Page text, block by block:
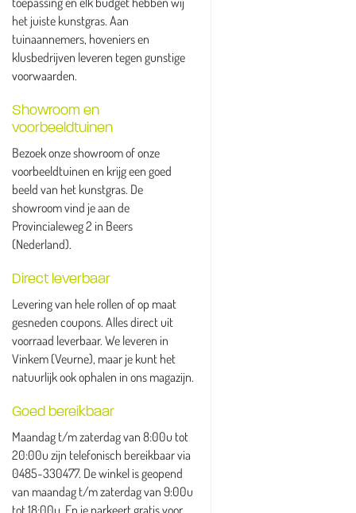
het juiste kunstgras. Aan
tuinaannemers, hoveniers en
klusbedrijven leveren tegen gunstige
voorwaarden.
Showroom en
voorbeeldtuinen
Bezoek onze showroom of onze
voorbeeldtuinen en krijg een goed
beeld van het kunstgras. De
showroom vind je aan de
Provincialeweg 2 in Beers
(Nederland).
Direct leverbaar
Levering van hele rollen of op maat
gesneden coupons. Alles direct uit
voorraad leverbaar. We leveren in
Vinkem (Veurne), maar je kunt het
natuurlijk ook ophalen in ons magazijn.
Goed bereikbaar
Maandag t/m zaterdag van 8:00u tot
20:00u zijn telefonisch bereikbaar via
0485-330477. De winkel is geopend
van maandag t/m zaterdag van 9:00u